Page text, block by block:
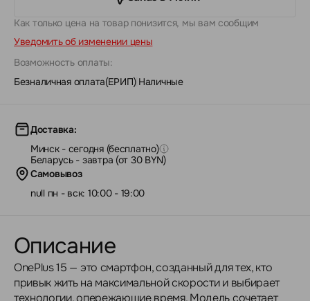
Как только цена на товар понизится, мы вам сообщим
Уведомить об изменении цены
Возможность оплаты:
Безналичная оплата(ЕРИП)| Наличные
Доставка:
Минск - сегодня (бесплатно)
Беларусь - завтра (от 30 BYN)
Самовывоз
null пн - вск: 10:00 - 19:00
Описание
OnePlus 15 — это смартфон, созданный для тех, кто
привык жить на максимальной скорости и выбирает
технологии, опережающие время. Модель сочетает